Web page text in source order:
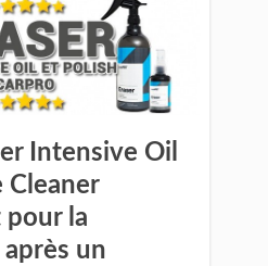
Intensive Oil
Cleaner
pour la
un